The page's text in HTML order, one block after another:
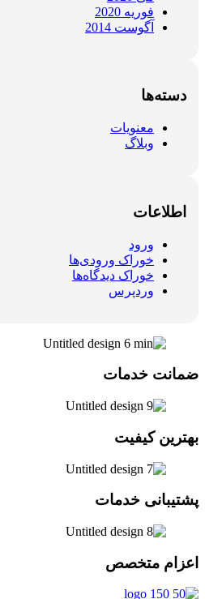
فوریه 2020
آگوست 2014
دسته‌ها
معنویات
وبلاگ
اطلاعات
ورود
خوراک ورودی‌ها
خوراک دیدگاه‌ها
وردپرس
ضمانت خدمات
بهترین کیفیت
پشتیبانی خدمات
اعزام متخصص